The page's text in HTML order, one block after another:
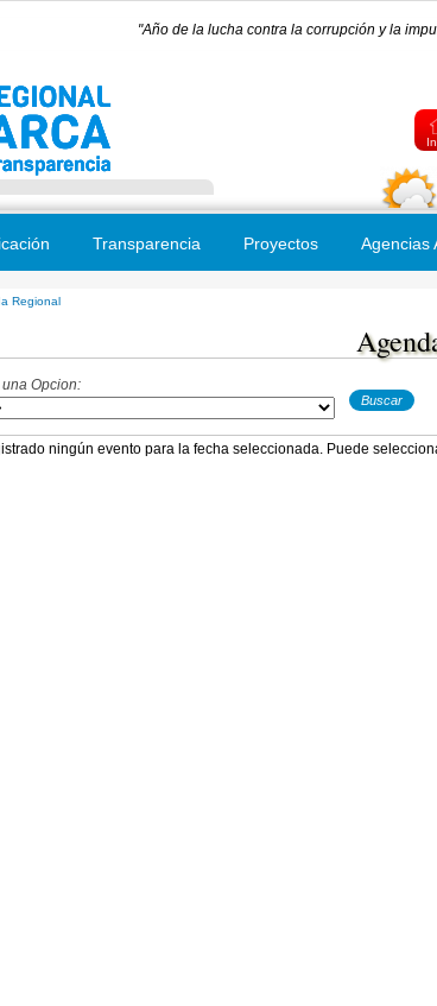
"Año de la lucha contra la corrupción y la
Transparencia Proyectos Agencias
Regional
Opcion:
ningún evento para la fecha seleccionada. Puede